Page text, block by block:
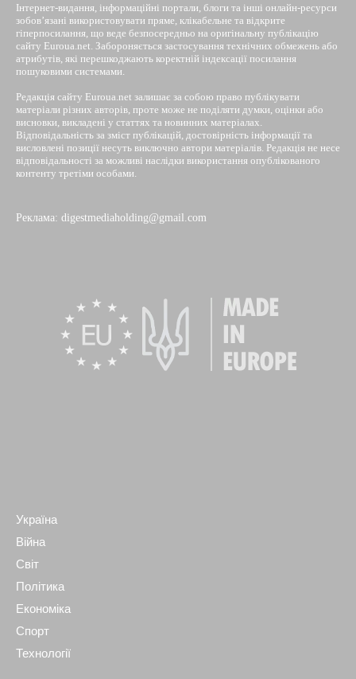
Інтернет-видання, інформаційні портали, блоги та інші онлайн-ресурси
зобов’язані використовувати пряме, клікабельне та відкрите
гіперпосилання, що веде безпосередньо на оригінальну публікацію
сайту Euroua.net. Забороняється застосування технічних обмежень або
атрибутів, які перешкоджають коректній індексації посилання
пошуковими системами.
Редакція сайту Euroua.net залишає за собою право публікувати
матеріали різних авторів, проте може не поділяти думки, оцінки або
висновки, викладені у статтях та новинних матеріалах.
Відповідальність за зміст публікацій, достовірність інформації та
висловлені позиції несуть виключно автори матеріалів. Редакція не несе
відповідальності за можливі наслідки використання опублікованого
контенту третіми особами.
Реклама: digestmediaholding@gmail.com
Україна
Війна
Світ
Політика
Економіка
Спорт
Технології